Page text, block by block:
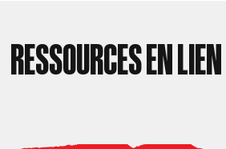
RESSOURCES EN LIEN